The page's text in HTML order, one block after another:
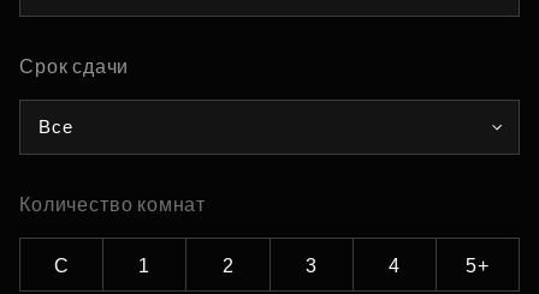
Срок сдачи
Все
Количество комнат
С 1 2 3 4 5+